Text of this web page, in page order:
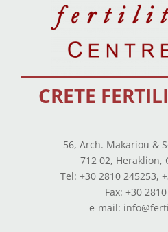
CRETE
56, Arch. Makariou &
712 02, Heraklion,
Tel: +30 2810 245253,
Fax: +30
e-mail: